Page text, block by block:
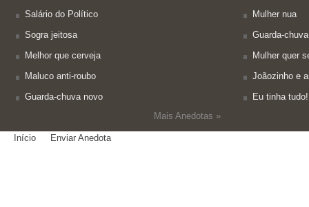
Salário do Político
Sogra jeitosa
Melhor que cerveja
Maluco anti-roubo
Guarda-chuva novo
Mais Anedotas »
Mulher nua
Guarda-
Mulher quer
Joãozinho e
Eu tinha tudo!
Início Enviar Anedota